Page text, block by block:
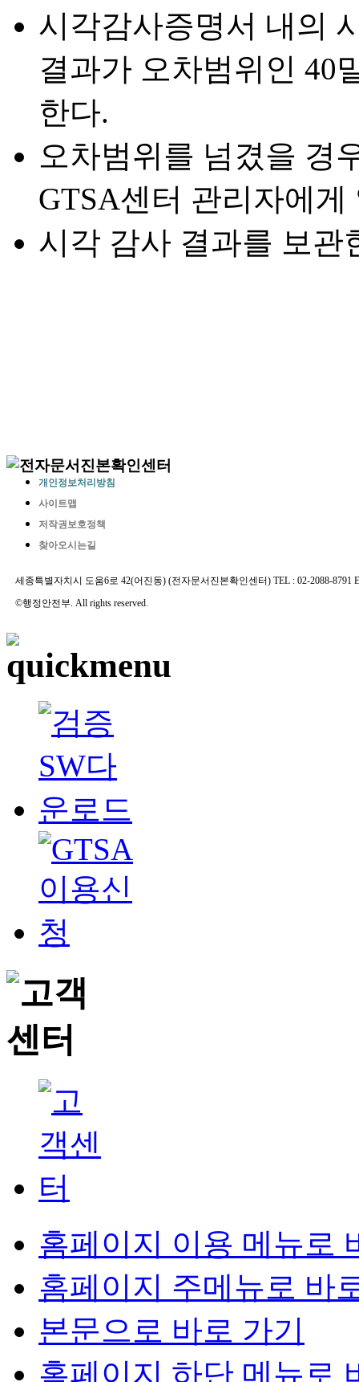
시각감사증명서 내의
결과가 오차범위인 40
한다.
오차범위를 넘겼을 경
GTSA센터 관리자에
시각 감사 결과를 보관
개인정보처리방침
사이트맵
저작권보호정책
찾아오시는길
세종특별자치시 도움6로 42(어진동) (전자문서진본확인센터) TEL : 02-2088-8791
©행정안전부. All rights reserved.
홈페이지 이용 메뉴로
홈페이지 주메뉴로 바
본문으로 바로 가기
홈페이지 하단 메뉴로